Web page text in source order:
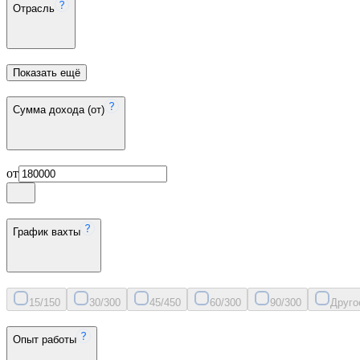
Отрасль
Показать ещё
Сумма дохода (от)
от
График вахты
15/150 30/300 45/450 60/300 90/300
Опыт работы